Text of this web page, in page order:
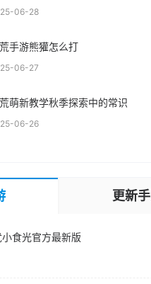
06-28
手游熊獾怎么打
06-27
萌新教学秋季探索中的常识
06-26
更新
食光官方最新版